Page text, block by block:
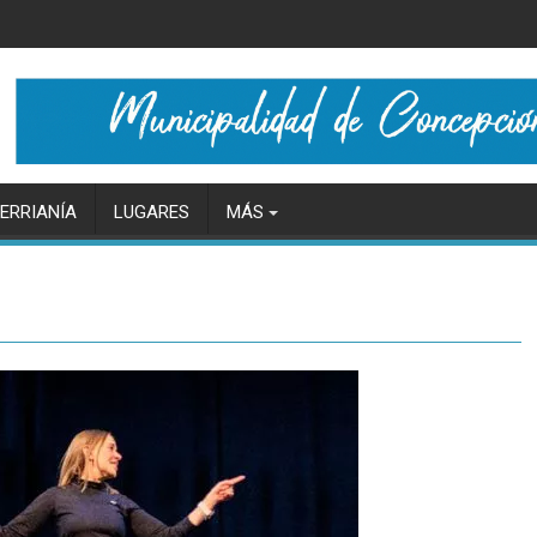
LUGARES MÁS